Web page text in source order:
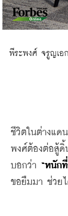
ชีวิตในต่างแด
พงศ์ต้องต่อสู้ดิ้
บอกว่า “หนัก
ขอยืมมา ช่วย